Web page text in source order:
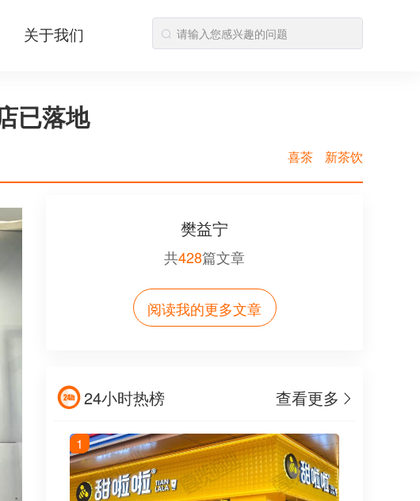
关于我们
已落地
喜茶 新茶饮
樊益宁
共428篇文章
阅读我的更多文章
24小时热榜 查看更多
1